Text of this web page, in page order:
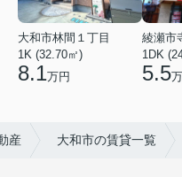
大和市林間１丁目
1K (32.70㎡)
8.1万円
綾瀬市
1DK
5.5
産 大和市の賃貸一覧